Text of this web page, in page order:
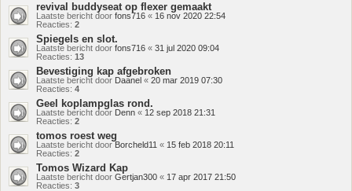
revival buddyseat op flexer gemaakt
Laatste bericht door fons716 « 16 nov 2020 22:54
Reacties: 2
Spiegels en slot.
Laatste bericht door fons716 « 31 jul 2020 09:04
Reacties: 13
Bevestiging kap afgebroken
Laatste bericht door Daanel « 20 mar 2019 07:30
Reacties: 4
Geel koplampglas rond.
Laatste bericht door Denn « 12 sep 2018 21:31
Reacties: 2
tomos roest weg
Laatste bericht doorBorcheld11 « 15 feb 2018 20:11
Reacties: 2
Tomos Wizard Kap
Laatste bericht door Gertjan300 « 17 apr 2017 21:50
Reacties: 3